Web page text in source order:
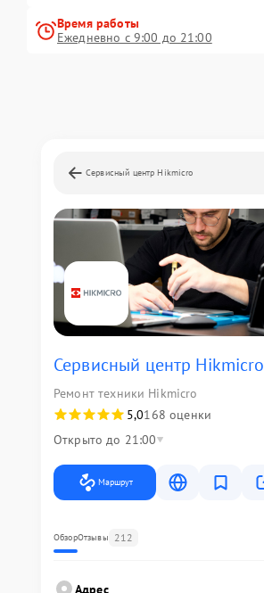
Время работы
Ежедневно с 9:00 до 21:00
Сервисный центр Hikmicro
Сервисный центр Hikmicro
Ремонт техники Hikmicro
5,0168 оценки
Открыто до 21:00
Маршрут
ОбзорОтзывы 212
Адрес